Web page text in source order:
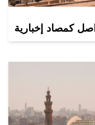
كمصاد إخبارية